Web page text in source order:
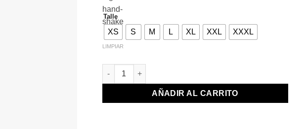
Talle
XS S M L XL XXL XXXL
LIMPIAR
REMERA LISA MARRÓN CLARO cantidad
AÑADIR AL CARRITO